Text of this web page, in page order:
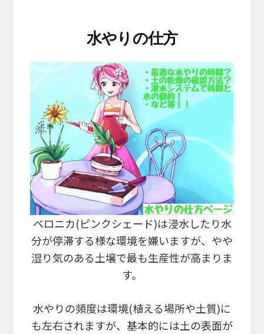
水やりの仕方
ベロニカ(ピンクシェード)は浸水したり水
分が停滞する様な環境を嫌いますが、やや
湿り気のある土壌で最も生産性が高まりま
す。
水やりの頻度は環境(植える場所や土質)に
も左右されますが、基本的には土の表面が